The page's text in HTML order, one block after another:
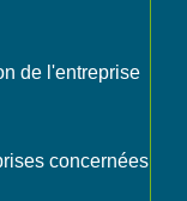
de l'entreprise
concernées